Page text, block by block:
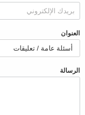
العنوان
الرسالة